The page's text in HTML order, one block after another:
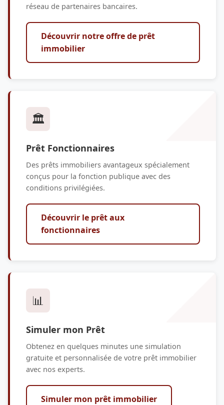
réseau de partenaires bancaires.
Découvrir notre offre de prêt
immobilier
🏛️
Prêt Fonctionnaires
Des prêts immobiliers avantageux spécialement
conçus pour la fonction publique avec des
conditions privilégiées.
Découvrir le prêt aux
fonctionnaires
📊
Simuler mon Prêt
Obtenez en quelques minutes une simulation
gratuite et personnalisée de votre prêt immobilier
avec nos experts.
Simuler mon prêt immobilier